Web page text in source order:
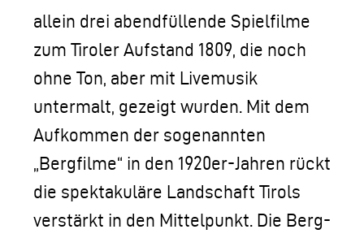
allein drei abendfüllende Spielfilme
zum Tiroler Aufstand 1809, die noch
ohne Ton, aber mit Livemusik
untermalt, gezeigt wurden. Mit dem
Aufkommen der sogenannten
„Bergfilme“ in den 1920er-Jahren rückt
die spektakuläre Landschaft Tirols
verstärkt in den Mittelpunkt. Die Berg-